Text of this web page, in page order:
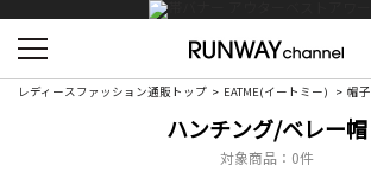
レディースファッション通販トップ EATME(イートミー) 帽子
ハンチング/ベレー帽
対象商品： 0件